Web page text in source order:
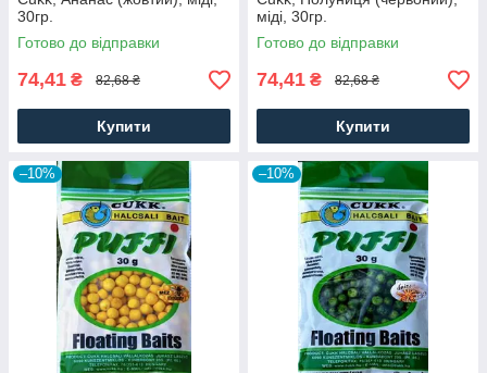
30гр.
Готово до відправки
74,41 ₴ 82,68 ₴
Купити
міді, 30гр.
Готово до відправки
74,41 ₴ 82,68 ₴
Купити
–10% –10%